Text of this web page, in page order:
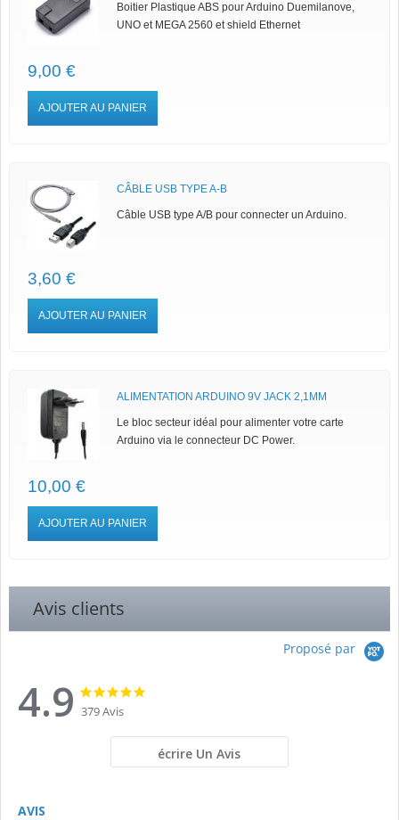
Boitier Plastique ABS pour Arduino Duemilanove,
UNO et MEGA 2560 et shield Ethernet
9,00 €
AJOUTER AU PANIER
CÂBLE USB TYPE A-B
Câble USB type A/B pour connecter un Arduino.
3,60 €
AJOUTER AU PANIER
ALIMENTATION ARDUINO 9V JACK 2,1MM
Le bloc secteur idéal pour alimenter votre carte
Arduino via le connecteur DC Power.
10,00 €
AJOUTER AU PANIER
Avis clients
Proposé par
4.9
4.9
star
rating
379 Avis
écrire Un Avis
AVIS